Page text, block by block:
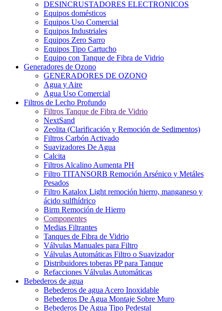
DESINCRUSTADORES ELECTRONICOS
Equipos domésticos
Equipos Uso Comercial
Equipos Industriales
Equipos Zero Sarro
Equipos Tipo Cartucho
Equipo con Tanque de Fibra de Vidrio
Generadores de Ozono
GENERADORES DE OZONO
Agua y Aire
Agua Uso Comercial
Filtros de Lecho Profundo
Filtros Tanque de Fibra de Vidrio
NextSand
Zeolita (Clarificación y Remoción de Sedimentos)
Filtros Carbón Activado
Suavizadores De Agua
Calcita
Filtros Alcalino Aumenta PH
Filtro TITANSORB Remoción Arsénico y Metáles
Pesados
Filtro Katalox Light remoción hierro, manganeso y
ácido sulfhídrico
Birm Remoción de Hierro
Componentes
Medias Filtrantes
Tanques de Fibra de Vidrio
Válvulas Manuales para Filtro
Válvulas Automáticas Filtro o Suavizador
Distribuidores toberas PP para Tanque
Refacciones Válvulas Automáticas
Bebederos de agua
Bebederos de agua Acero Inoxidable
Bebederos De Agua Montaje Sobre Muro
Bebederos De Agua Tipo Pedestal